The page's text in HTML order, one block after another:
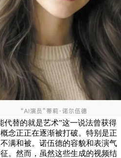
代替的就是艺术”这一说法曾获得
念正正在逐渐被打破。特别是正
满和被。诺伍德的容貌和表演气
。然而，虽然这些生成的视频结